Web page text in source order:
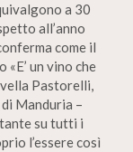
a 30
all’anno
come il
un vino che
Pastorelli,
Manduria –
su tutti i
l’essere così